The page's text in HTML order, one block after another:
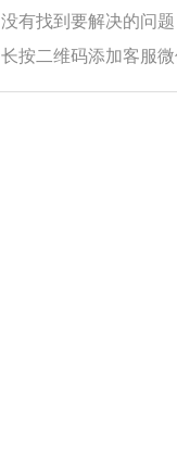
没有找到要解决的问题
长按二维码添加客服